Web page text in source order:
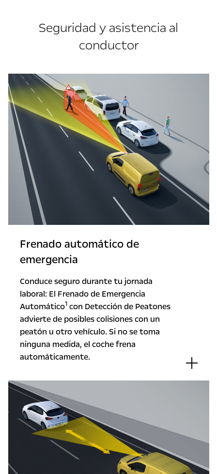
Seguridad y asistencia al
conductor
Frenado automático de
emergencia
Conduce seguro durante tu jornada
laboral: El Frenado de Emergencia
Automático1con Detección de Peatones
advierte de posibles colisiones con un
peatón u otro vehículo. Si no se toma
ninguna medida, el coche frena
automáticamente.